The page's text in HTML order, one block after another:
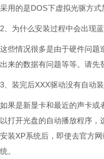
采用的是DOS下虚拟光驱方
2、为什么安装过程中会出现
这些情况很多是由于硬件问题
出来的数据有问题等等。请先
3、装完后XXX驱动没有自动
如果是新显卡和最近的声卡或
以打开光盘的自动播放程序，
安装XP系统后，即使去官方
统。